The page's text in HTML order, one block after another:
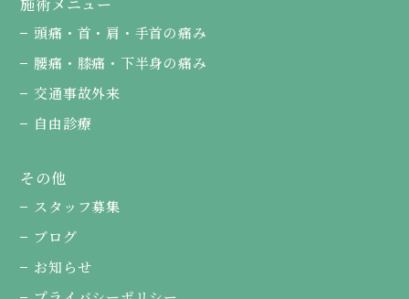
頭痛・首・肩・手首の痛み
腰痛・膝痛・下半身の痛み
交通事故外来
自由診療
その他
スタッフ募集
ブログ
お知らせ